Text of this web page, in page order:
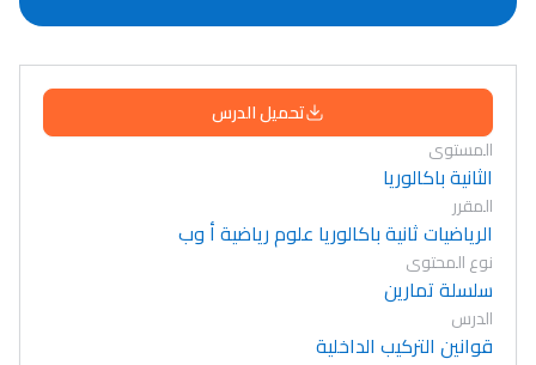
تحميل الدرس
المستوى
الثانية باكالوريا
المقرر
الرياضيات ثانية باكالوريا علوم رياضية أ وب
نوع المحتوى
سلسلة تمارين
الدرس
قوانين التركيب الداخلية